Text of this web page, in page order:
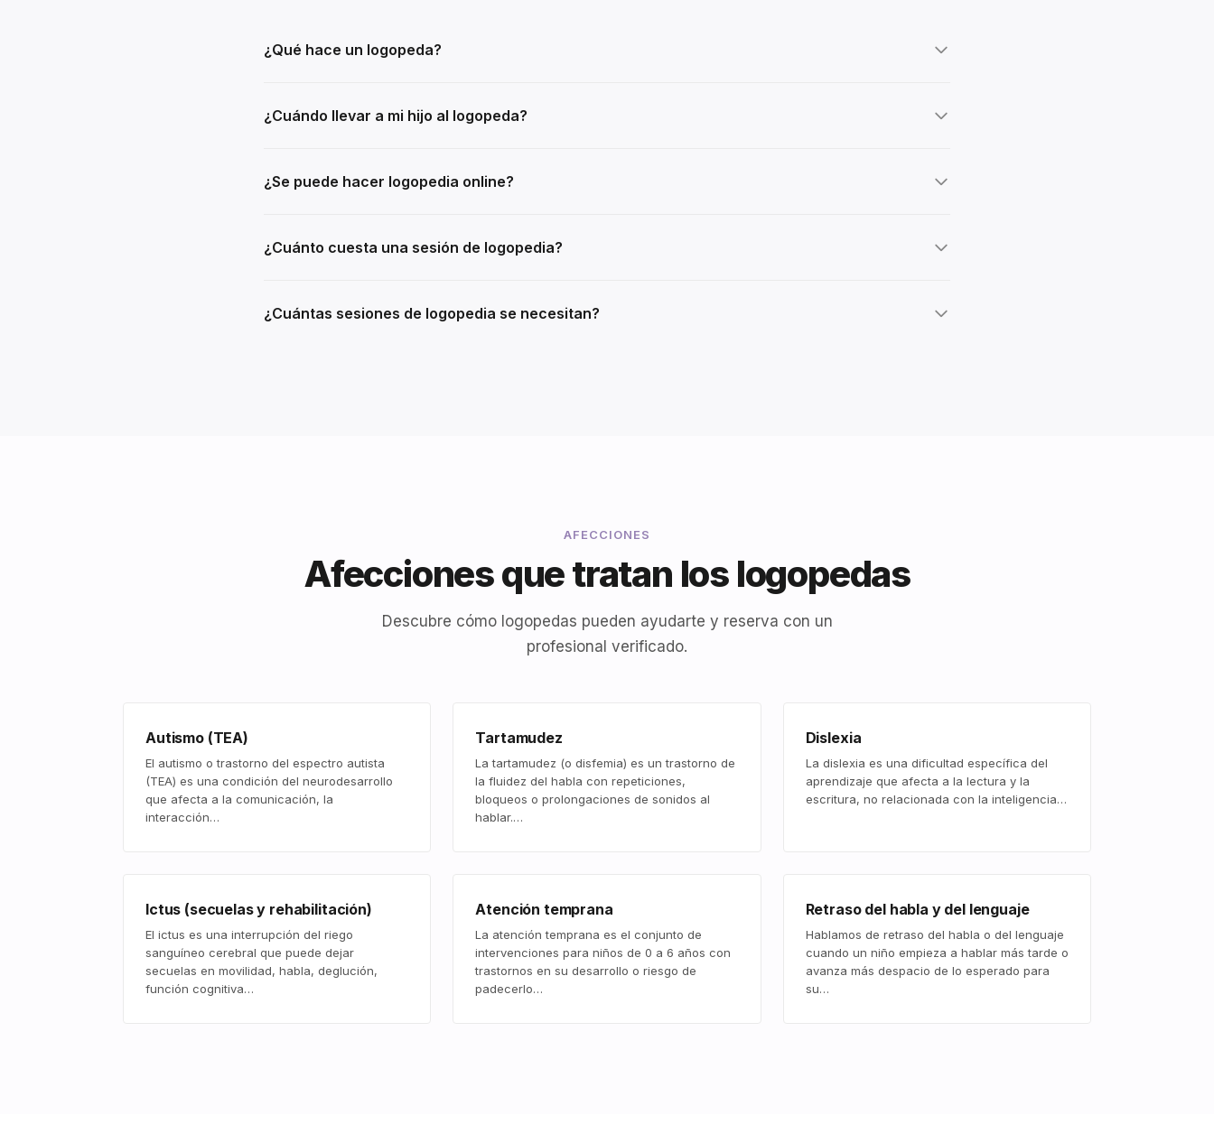
¿Qué hace un logopeda?
¿Cuándo llevar a mi hijo al logopeda?
¿Se puede hacer logopedia online?
¿Cuánto cuesta una sesión de logopedia?
¿Cuántas sesiones de logopedia se necesitan?
AFECCIONES
Afecciones que tratan los logopedas
Descubre cómo logopedas pueden ayudarte y reserva con un
profesional verificado.
Autismo (TEA)
El autismo o trastorno del espectro autista
(TEA) es una condición del neurodesarrollo
que afecta a la comunicación, la
interacción…
Tartamudez
La tartamudez (o disfemia) es un trastorno de
la fluidez del habla con repeticiones,
bloqueos o prolongaciones de sonidos al
hablar.…
Dislexia
La dislexia es una dificultad específica del
aprendizaje que afecta a la lectura y la
escritura, no relacionada con la inteligencia…
Ictus (secuelas y rehabilitación)
El ictus es una interrupción del riego
sanguíneo cerebral que puede dejar
secuelas en movilidad, habla, deglución,
función cognitiva…
Atención temprana
La atención temprana es el conjunto de
intervenciones para niños de 0 a 6 años con
trastornos en su desarrollo o riesgo de
padecerlo…
Retraso del habla y del lenguaje
Hablamos de retraso del habla o del lenguaje
cuando un niño empieza a hablar más tarde o
avanza más despacio de lo esperado para
su…